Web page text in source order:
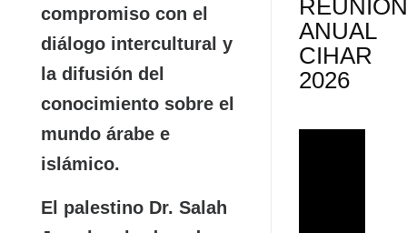
compromiso con el
diálogo intercultural y
la difusión del
conocimiento sobre el
mundo árabe e
islámico.
El palestino Dr. Salah
ANUAL
CIHAR
2026